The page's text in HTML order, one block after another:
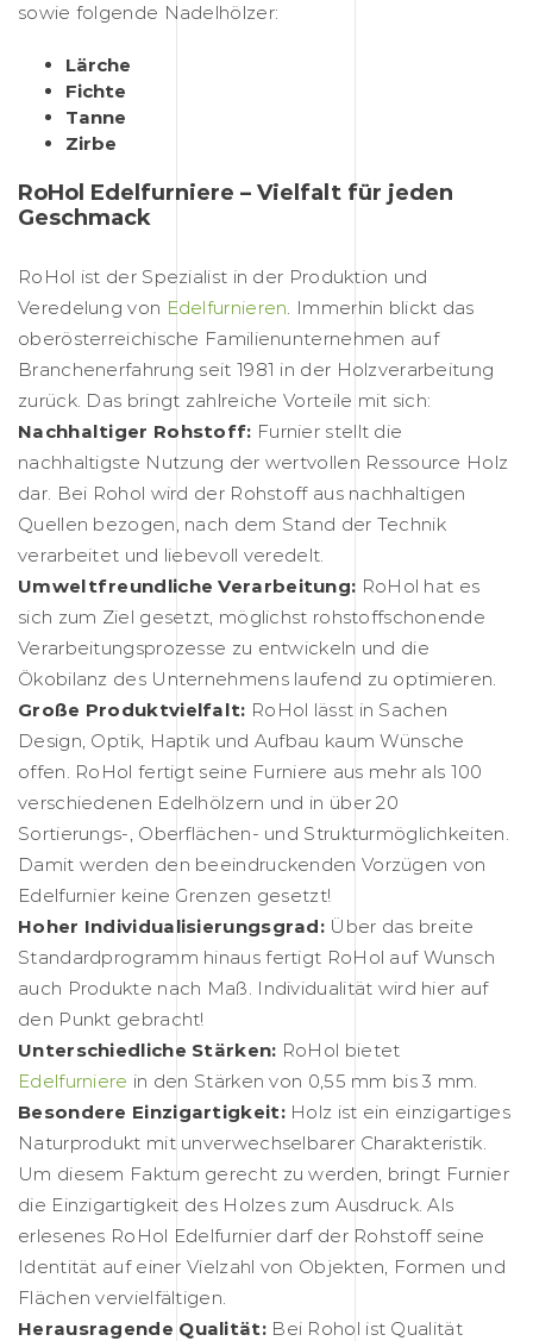
sowie folgende Nadelhölzer:
Lärche
Fichte
Tanne
Zirbe
RoHol Edelfurniere – Vielfalt für jeden
Geschmack
RoHol ist der Spezialist in der Produktion und
Veredelung von Edelfurnieren. Immerhin blickt das
oberösterreichische Familienunternehmen auf
Branchenerfahrung seit 1981 in der Holzverarbeitung
zurück. Das bringt zahlreiche Vorteile mit sich:
Nachhaltiger Rohstoff: Furnier stellt die
nachhaltigste Nutzung der wertvollen Ressource Holz
dar. Bei Rohol wird der Rohstoff aus nachhaltigen
Quellen bezogen, nach dem Stand der Technik
verarbeitet und liebevoll veredelt.
Umweltfreundliche Verarbeitung: RoHol hat es
sich zum Ziel gesetzt, möglichst rohstoffschonende
Verarbeitungsprozesse zu entwickeln und die
Ökobilanz des Unternehmens laufend zu optimieren.
Große Produktvielfalt: RoHol lässt in Sachen
Design, Optik, Haptik und Aufbau kaum Wünsche
offen. RoHol fertigt seine Furniere aus mehr als 100
verschiedenen Edelhölzern und in über 20
Sortierungs-, Oberflächen- und Strukturmöglichkeiten.
Damit werden den beeindruckenden Vorzügen von
Edelfurnier keine Grenzen gesetzt!
Hoher Individualisierungsgrad: Über das breite
Standardprogramm hinaus fertigt RoHol auf Wunsch
auch Produkte nach Maß. Individualität wird hier auf
den Punkt gebracht!
Unterschiedliche Stärken: RoHol bietet
Edelfurniere in den Stärken von 0,55 mm bis 3 mm.
Besondere Einzigartigkeit:Holz ist ein einzigartiges
Naturprodukt mit unverwechselbarer Charakteristik.
Um diesem Faktum gerecht zu werden, bringt Furnier
die Einzigartigkeit des Holzes zum Ausdruck. Als
erlesenes RoHol Edelfurnier darf der Rohstoff seine
Identität auf einer Vielzahl von Objekten, Formen und
Flächen vervielfältigen.
Herausragende Qualität:Bei Rohol ist Qualität